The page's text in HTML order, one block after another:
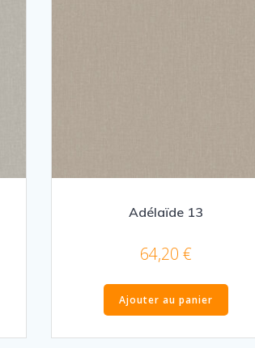
Adélaïde 13
64,20€
Ajouter au panier